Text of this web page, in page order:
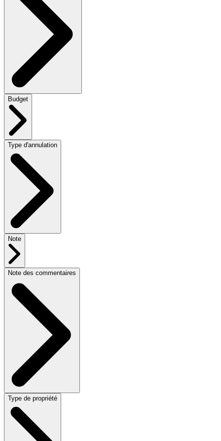
Budget
Type d'annulation
Note
Note des commentaires
Type de propriété